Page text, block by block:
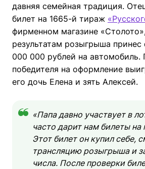
давняя семейная традиция.
билет на 1665-й тираж
фирменном магазине
результатам розыгрыша
000 000 рублей на автомобиль.
победителя на оформление
его дочь Елена и зять Алексей.
«Папа давно участвует в
часто дарит нам билеты на
Этот билет он купил себе,
трансляцию розыгрыша и
числа. После проверки